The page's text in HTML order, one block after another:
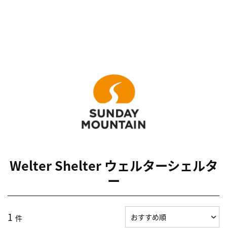
Welter Shelter ウェルターシェルタ
ー
1 件